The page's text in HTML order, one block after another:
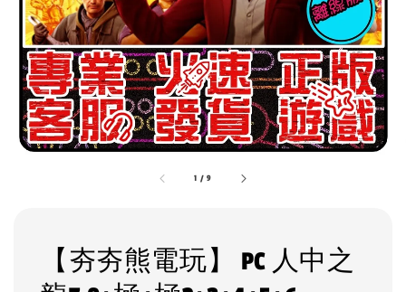
1 /9
【夯夯熊電玩】 PC 人中之